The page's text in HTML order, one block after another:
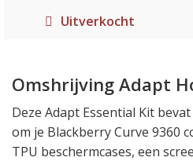
Uitverkocht
Omshrijving Adapt
Deze Adapt Essential Kit
om je Blackberry Curve 9360
TPU beschermcases, een